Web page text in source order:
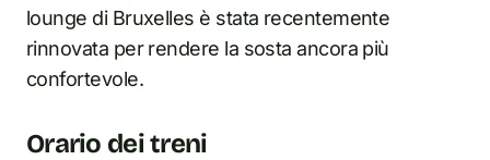
lounge di Bruxelles è stata recentemente
rinnovata per rendere la sosta ancora più
confortevole.
Orario dei treni